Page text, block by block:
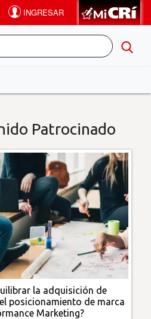
Patrocinado
la adquisición de
posicionamiento de marca
Marketing?